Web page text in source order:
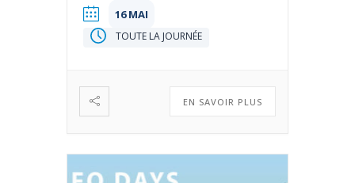
septembre 2025. La Commission
européenne organise un info-day à
ce sujet le 15 mai 2025. Un
vendredi 16 […]
16 MAI
TOUTE LA JOURNÉE
EN SAVOIR PLUS